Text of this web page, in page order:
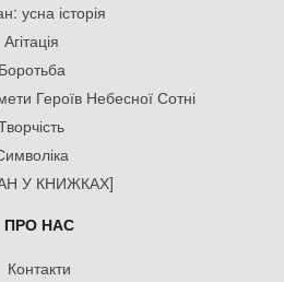
усна історія
Агітація
Боротьба
Героїв Небесної Сотні
У КНИЖКАХ]
ПРО НАС
Контакти